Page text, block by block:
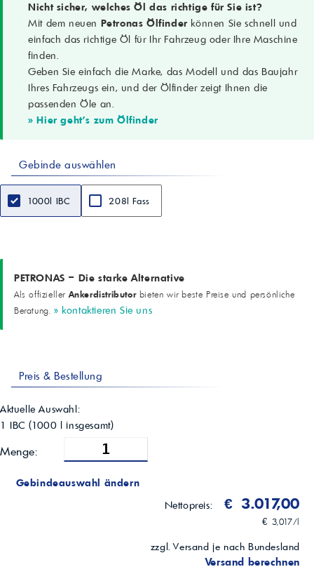
Dichte
Kinem. Viskosität @ 40 °C
100,2 cSt
Kinem. Viskosität @ 100 °C
8,8 cSt
Stockpunkt
Flammpunkt (min.)
182 °C
0,05 mgKOH/g
660 ppm
Merkmale
Geringe Stockpunkte; exzellente Farbe; Farbstabilität bei Wärme/Licht;
Anwendungen
Gummimischungen: EPDM, SBR, Polyisopren, Neopren, Butylkautschuk;
Nicht sicher, welches Öl das richtige für Sie ist?
Mit dem neuen Petronas Ölfinder können Sie schnell und
einfach das richtige Öl für Ihr Fahrzeug oder Ihre Maschine
finden.
Geben Sie einfach die Marke, das Modell und das Baujahr
Ihres Fahrzeugs ein, und der Ölfinder zeigt Ihnen die
passenden Öle an.
» Hier geht's zum Ölfinder
Gebinde auswählen
1000l IBC 208l Fass
PETRONAS – Die starke Alternative
Als offiziellerAnkerdistributorbieten wir beste Preise und persönliche
Beratung. » kontaktieren Sie uns
Preis & Bestellung
Aktuelle Auswahl:
1 IBC (1000 l insgesamt)
Menge:
Gebindeauswahl ändern
Nettopreis:
€ 3.017,00
€ 3,017/l
zzgl. Versand je nach Bundesland
Versand berechnen